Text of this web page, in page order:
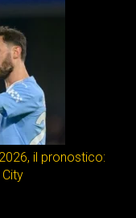
il pronostico: